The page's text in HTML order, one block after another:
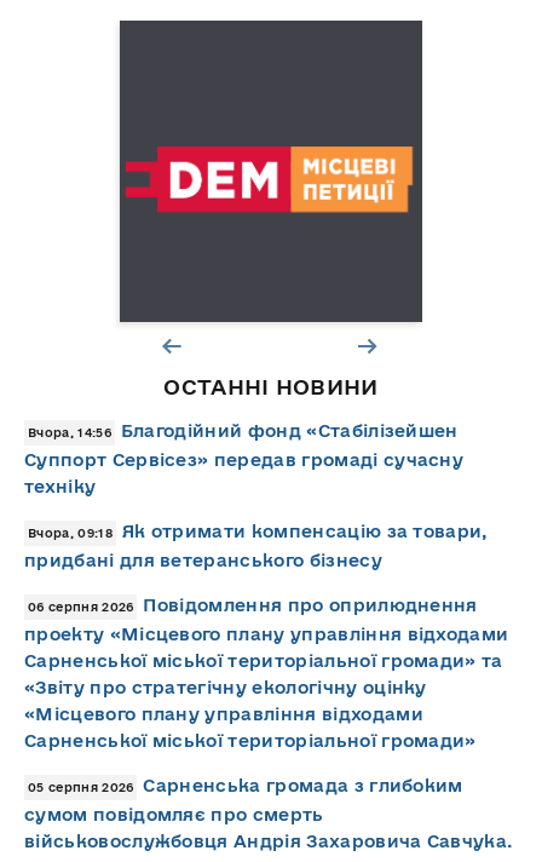
ОСТАННІ НОВИНИ
Вчора, 14:56
Благодійний фонд «Стабілізейшен
Суппорт Сервісез» передав громаді сучасну
техніку
Вчора, 09:18
Як отримати компенсацію за товари,
придбані для ветеранського бізнесу
06 серпня 2026
Повідомлення про оприлюднення
проекту «Місцевого плану управління відходами
Сарненської міської територіальної громади» та
«Звіту про стратегічну екологічну оцінку
«Місцевого плану управління відходами
Сарненської міської територіальної громади»
05 серпня 2026
Сарненська громада з глибоким
сумом повідомляє про смерть
військовослужбовця Андрія Захаровича Савчука.